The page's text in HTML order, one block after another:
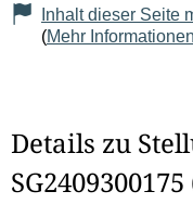
Inhalt dieser Seite
(Mehr Informationen
Details zu
SG2409300175